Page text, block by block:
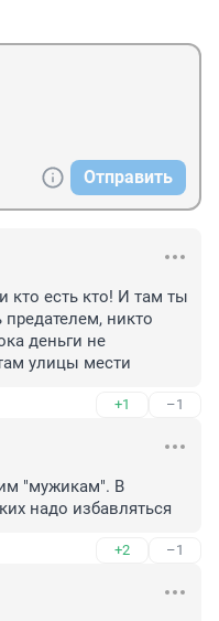
Отправить
кто есть кто! И там ты
никто
деньги не
улицы мести
+1 –1
"мужикам". В
надо избавляться
+2 –1